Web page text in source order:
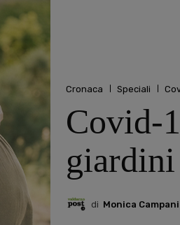
Cronaca Speciali
Covid-
di Monica Campani